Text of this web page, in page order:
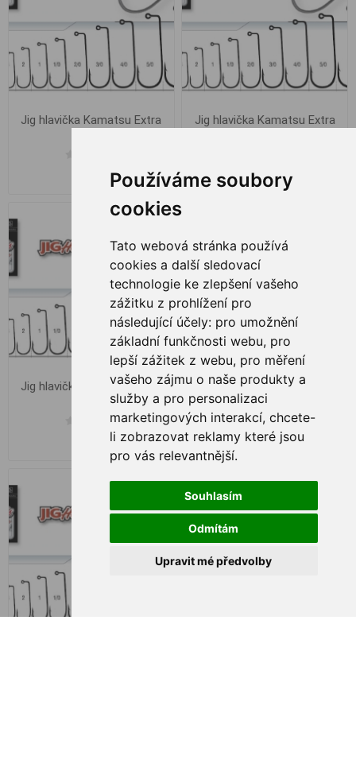
Používáme soubory
cookies
Tato webová stránka používá
cookies a další sledovací
technologie ke zlepšení vašeho
zážitku z prohlížení pro
následující účely: pro umožnění
základní funkčnosti webu, pro
lepší zážitek z webu, pro měření
vašeho zájmu o naše produkty a
služby a pro personalizaci
marketingových interakcí, chcete-
li zobrazovat reklamy které jsou
pro vás relevantnější.
Souhlasím
Odmítám
Upravit mé předvolby
Jig hlavička Kamatsu Extra
€ 0,45
Jig hlavička Kamatsu Extra
€ 0,49
Jig hlavička Kamatsu Extra
€ 0,45
Jig hlavička Kamatsu Extra
#2/0 18.0g 4.4cm
€ 0,91